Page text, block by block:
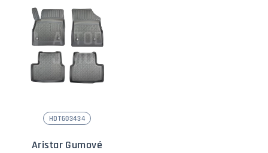
HDT603434
Aristar Gumové